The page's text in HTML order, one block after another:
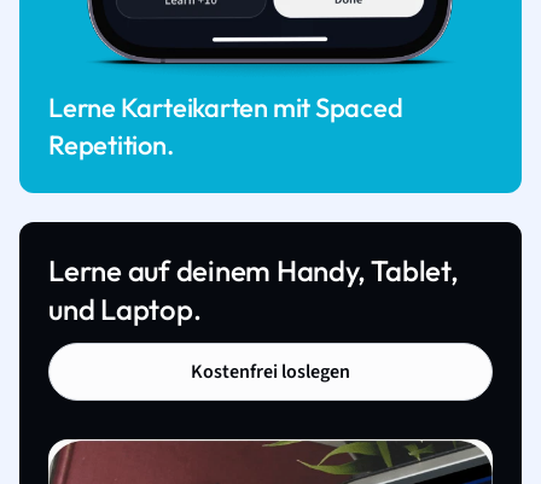
Lerne Karteikarten mit Spaced
Repetition.
Lerne auf deinem Handy, Tablet,
und Laptop.
Kostenfrei loslegen